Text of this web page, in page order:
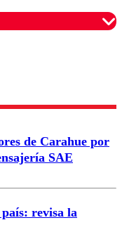
garantizar un
de Carahue por
SAE
revisa la